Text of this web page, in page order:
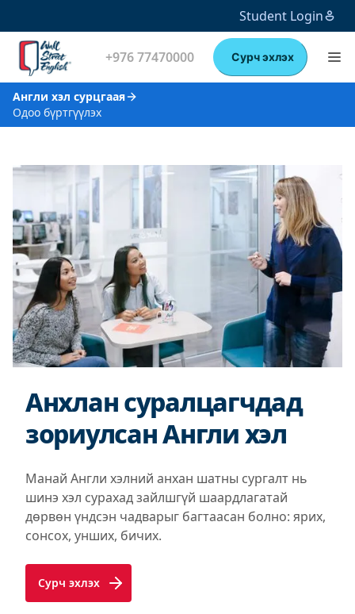
Student Login
+976 77470000 Сурч эхлэх
Англи хэл сурцгаая
Одоо бүртгүүлэх
Анхлан суралцагчдад
зориулсан Англи хэл
Манай Англи хэлний анхан шатны сургалт нь
шинэ хэл сурахад зайлшгүй шаардлагатай
дөрвөн үндсэн чадварыг багтаасан болно: ярих,
сонсох, унших, бичих.
Сурч эхлэх